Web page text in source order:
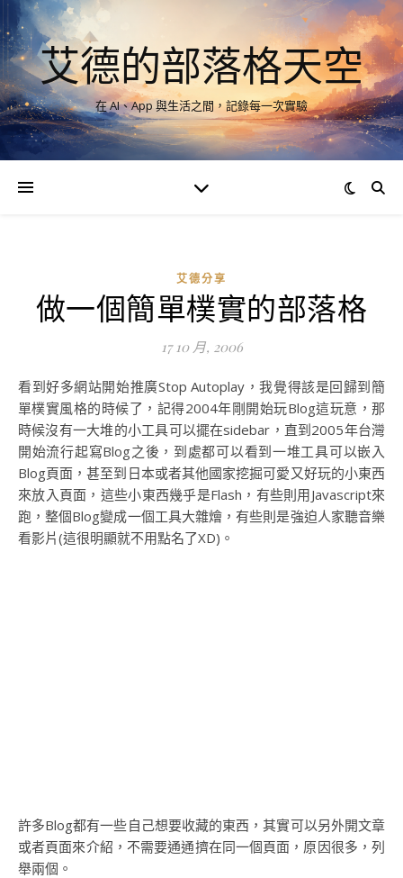
艾德的部落格天空
在 AI、App 與生活之間，記錄每一次實驗
艾德分享
做一個簡單樸實的部落格
17 10 月, 2006
看到好多網站開始推廣Stop Autoplay，我覺得該是回歸到簡
單樸實風格的時候了，記得2004年剛開始玩Blog這玩意，那
時候沒有一大堆的小工具可以擺在sidebar，直到2005年台灣
開始流行起寫Blog之後，到處都可以看到一堆工具可以嵌入
Blog頁面，甚至到日本或者其他國家挖掘可愛又好玩的小東西
來放入頁面，這些小東西幾乎是Flash，有些則用Javascript來
跑，整個Blog變成一個工具大雜燴，有些則是強迫人家聽音樂
看影片(這很明顯就不用點名了XD)。
許多Blog都有一些自己想要收藏的東西，其實可以另外開文章
或者頁面來介紹，不需要通通擠在同一個頁面，原因很多，列
舉兩個。